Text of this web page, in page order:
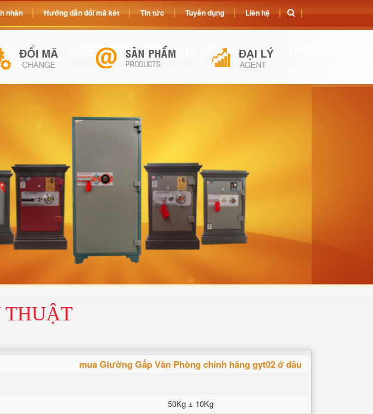
THUẬT
mua Giường Gấp Văn Phòng chính hãng gyt02 ở đâu
50Kg ± 10Kg
nhân Hướng dẫn đổi mã két Tin tức Tuyển dụng Liên hệ